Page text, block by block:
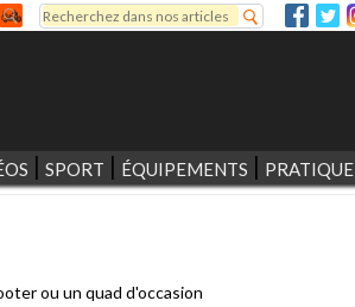
Formulaire de recherche
Rechercher
SPORT ÉQUIPEMENTS PRATIQUE
ou un quad d'occasion